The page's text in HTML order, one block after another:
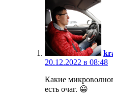
20.12.2022 в 08:48
Какие
есть очаг. 😀